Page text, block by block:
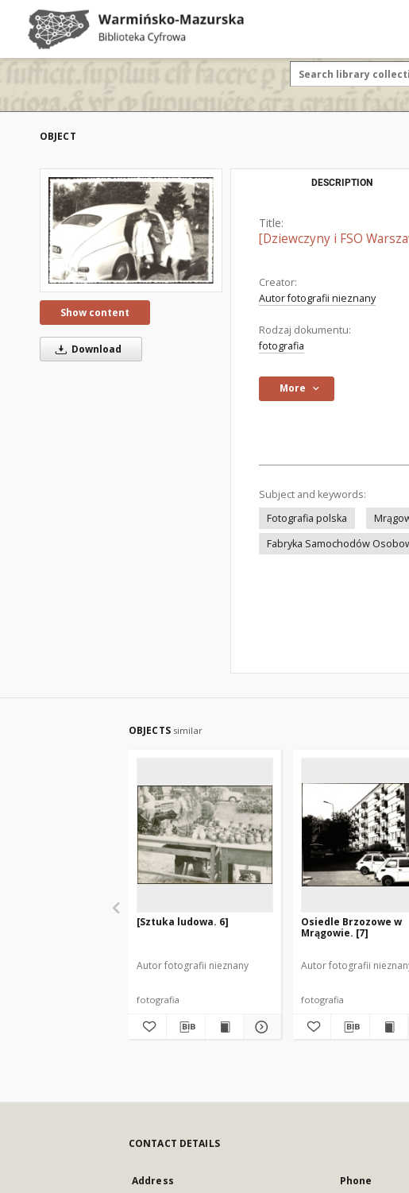
OBJECT
Show content
Download
DESCRIPTION
Title:
[Dziewczyny i FSO
Creator:
Autor fotografii nieznany
Rodzaj dokumentu:
fotografia
More
Subject and keywords:
Fotografia polska
Fabryka Samochodów
OBJECTS similar
[Sztuka ludowa. 6]
Autor fotografii nieznany
fotografia
Osiedle Brzozowe w
Mrągowie. [7]
Autor fotografii
fotografia
CONTACT DETAILS
Address Phone